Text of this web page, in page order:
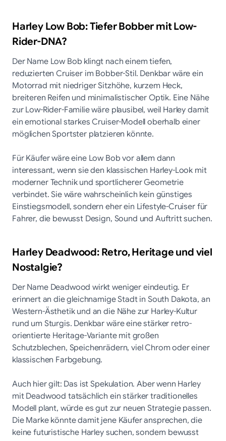
Harley Low Bob: Tiefer Bobber mit Low-
Rider-DNA?
Der Name Low Bob klingt nach einem tiefen,
reduzierten Cruiser im Bobber-Stil. Denkbar wäre ein
Motorrad mit niedriger Sitzhöhe, kurzem Heck,
breiteren Reifen und minimalistischer Optik. Eine Nähe
zur Low-Rider-Familie wäre plausibel, weil Harley damit
ein emotional starkes Cruiser-Modell oberhalb einer
möglichen Sportster platzieren könnte.
Für Käufer wäre eine Low Bob vor allem dann
interessant, wenn sie den klassischen Harley-Look mit
moderner Technik und sportlicherer Geometrie
verbindet. Sie wäre wahrscheinlich kein günstiges
Einstiegsmodell, sondern eher ein Lifestyle-Cruiser für
Fahrer, die bewusst Design, Sound und Auftritt suchen.
Harley Deadwood: Retro, Heritage und viel
Nostalgie?
Der Name Deadwood wirkt weniger eindeutig. Er
erinnert an die gleichnamige Stadt in South Dakota, an
Western-Ästhetik und an die Nähe zur Harley-Kultur
rund um Sturgis. Denkbar wäre eine stärker retro-
orientierte Heritage-Variante mit großen
Schutzblechen, Speichenrädern, viel Chrom oder einer
klassischen Farbgebung.
Auch hier gilt: Das ist Spekulation. Aber wenn Harley
mit Deadwood tatsächlich ein stärker traditionelles
Modell plant, würde es gut zur neuen Strategie passen.
Die Marke könnte damit jene Käufer ansprechen, die
keine futuristische Harley suchen, sondern bewusst